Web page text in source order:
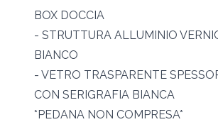
BOX DOCCIA
- STRUTTURA ALLUMINIO
BIANCO
- VETRO TRASPARENTE
CON SERIGRAFIA BIANCA
*PEDANA NON COMPRESA*